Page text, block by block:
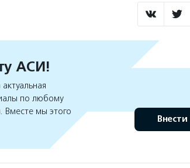
АСИ!
по любому
Вместе мы этого
Внести